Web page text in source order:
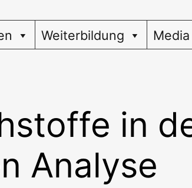
Weiterbildung Media
in
Analyse